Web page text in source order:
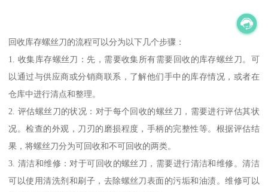
回收库存螺丝刀的流程可以分为以下几个步骤：
1. 收集库存螺丝刀：先，需要收集所有需要回收的库存螺丝刀。可
以通过与供应商或分销商联系，了解他们手中的库存情况，或者在
仓库中进行清点和整理。
2. 评估螺丝刀的状况：对于每个回收的螺丝刀，需要进行评估其状
况。检查的外观，刀刃的磨损程度，手柄的完整性等。根据评估结
果，将螺丝刀分为可回收和不可回收的两类。
3. 清洁和维修：对于可回收的螺丝刀，需要进行清洁和维修。清洁
可以使用清洗剂和刷子，去除螺丝刀表面的污垢和油渍。维修可以